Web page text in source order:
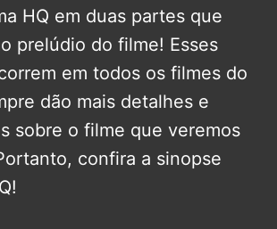
HQ em duas partes que
prelúdio do filme! Esses
em todos os filmes do
dão mais detalhes e
sobre o filme que veremos
confira a sinopse